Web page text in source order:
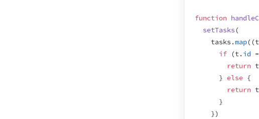
function
setTasks(
tasks .map((t
if (t. id
return
} else {
return t
}
})